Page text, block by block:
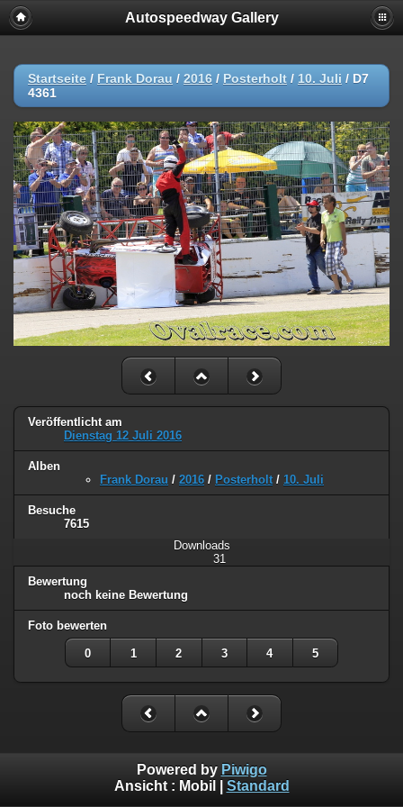
Autospeedway Gallery
Startseite / Frank Dorau / 2016 / Posterholt / 10. Juli / D7
4361
Veröffentlicht am
Dienstag 12 Juli 2016
Alben
Frank Dorau / 2016 / Posterholt / 10. Juli
Besuche
7615
Downloads
31
Bewertung
noch keine Bewertung
Foto bewerten
0 1 2 3 4 5
Powered by Piwigo
Ansicht : Mobil Standard